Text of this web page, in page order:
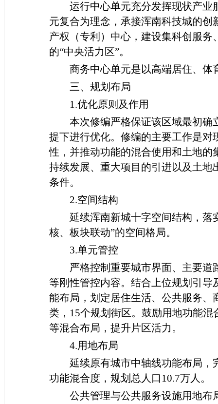
运行中心单元充分发挥现状产
元复合为理念，承接浑南科技城的
产权（专利）中心，建设集科创服
的“中央活力区”。
商务中心单元是以高端居住、
三、规划布局
1.优化原则及作用
本次修编严格保证该区域最初
提下进行优化。修编的主要工作是
性，并推动功能的混合使用和土地
持续发展、重大项目的引进以及土
条件。
2.空间结构
延续浑南新城十字空间结构，落
核、板块联动”的空间格局。
3.单元管控
严格控制重要城市界面、主要
等刚性管控内容。结合上位规划引
能布局，划定居住生活、公共服务
类， 15个规划街区。鼓励用地功能
等混合布局，提升片区活力。
4.用地布局
延续原有城市中轴线功能布局
功能混合度，规划总人口 10.7万人。
公共管理与公共服务设施用地布